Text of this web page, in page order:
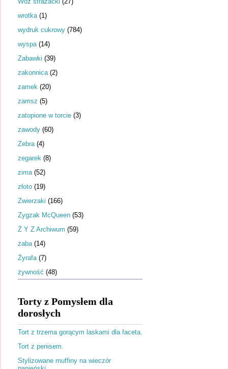
wrotka (1)
wydruk cukrowy (784)
wyspa (14)
Zabawki (39)
zakonnica (2)
zamek (20)
zamsz (5)
zatopione w torcie (3)
zawody (60)
Zebra (4)
zegarek (8)
zima (52)
złoto (19)
Zwierzaki (166)
Zygzak McQueen (53)
Ż Y Z Archiwum (59)
żaba (14)
Żyrafa (7)
żywność (48)
Torty z Pomysłem dla
dorosłych
Tort z trzema gorącym laskami dla faceta.
Tort z penisem.
Stylizowane muffiny na wieczór